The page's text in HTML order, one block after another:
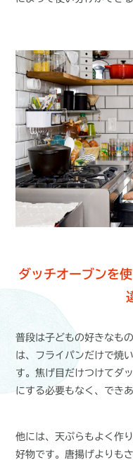
ダッチオーブンを
普段は子どもの好きなも
は、フライパンだけで焼
す。焦げ目だけつけてダ
にする必要もなく、でき
他には、天ぷらもよく作
好物です。唐揚げよりも